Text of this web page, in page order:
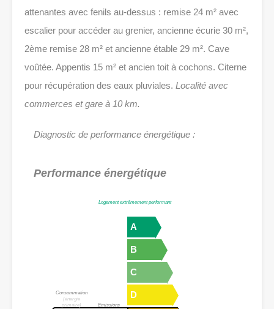
attenantes avec fenils au-dessus : remise 24 m² avec
escalier pour accéder au grenier, ancienne écurie 30 m²,
2ème remise 28 m² et ancienne étable 29 m². Cave
voûtée. Appentis 15 m² et ancien toit à cochons. Citerne
pour récupération des eaux pluviales. Localité avec
commerces et gare à 10 km.
Diagnostic de performance énergétique :
Performance énergétique
Logement extrêmement performant
A
B
C
D
Consommation
(énergie
primaire)
Emissions